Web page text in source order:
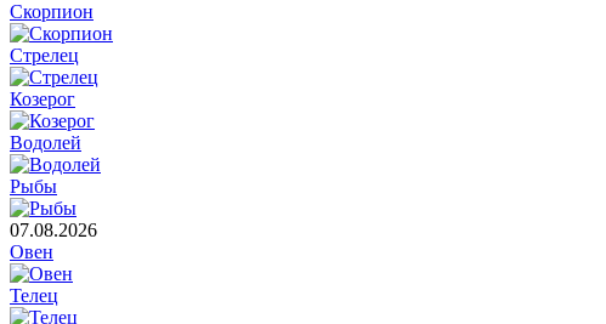
Скорпион
Стрелец
Козерог
Водолей
Рыбы
07.08.2026
Овен
Телец